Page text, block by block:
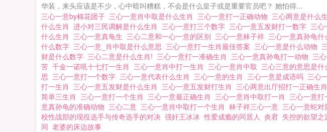
华装，来头应该是不少，心中暗叫糟糕，不会是什么皇子或是重要官员吧？ 她怕得...
三心一意by棉花团子 三心一意肖中取是什么生肖 三心一意打一正确动物 三心两意是什么
什么生肖 进小对三民调解是什么生肖 三心一意打三个数字 三心一意五发财打一数字 三心
什么生肖 三心一意真龟生 三心二意和一心一意的区别 三心一意林子祥 三心一意真孙龟什
什么数字 三心一意_肖中取是什么意思 三心一意打一生肖最佳答案 三心一意是什么动物
财是什么数字 三心二意是什么生肖! 三心一意打一准确生肖 三心一意真孙龟打一动物 三
苦 千金一诺吼十七打一生肖 三心一意肖中打一生肖 三心一意肖中取 三心三意的意思是什
思 三心一意打一个数字 三心一意代表什么生肖 三心一意的生肖 三心一意是成语吗 三心
打一生肖 三心一意五发财是什么生肖 三心一意五发财打生肖 三心两意出厅招打一正确生肖
简单三生肖 三心一意打一个生肖 三心一意最正确生肖 三心一意肖中取打一肖 三心一意打
意真孙龟的准确动物 三心二意 三心一意肖中取打一个生肖 林子祥三心一意 三心一意蛇对
校性战部的现役选手与传奇选手的对决 强奸王冰冰 性爱成瘾的同居人 炎君 失控的欲望之
同 老婆的床边故事